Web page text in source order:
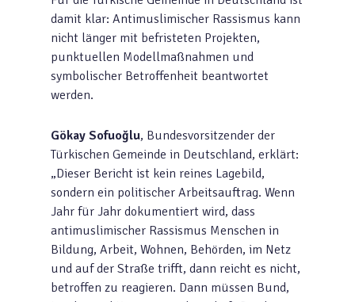
damit klar: Antimuslimischer Rassismus kann
nicht länger mit befristeten Projekten,
punktuellen Modellmaßnahmen und
symbolischer Betroffenheit beantwortet
werden.
Gökay Sofuoğlu, Bundesvorsitzender der
Türkischen Gemeinde in Deutschland, erklärt:
„Dieser Bericht ist kein reines Lagebild,
sondern ein politischer Arbeitsauftrag. Wenn
Jahr für Jahr dokumentiert wird, dass
antimuslimischer Rassismus Menschen in
Bildung, Arbeit, Wohnen, Behörden, im Netz
und auf der Straße trifft, dann reicht es nicht,
betroffen zu reagieren. Dann müssen Bund,